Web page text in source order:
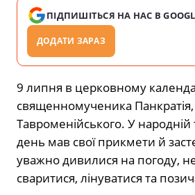
ПІДПИШІТЬСЯ НА НАС В
ДОДАТИ ЗАРАЗ
9 липня в церковному
священномученика
Тавроменійського. У народній
день мав свої прикмети й
уважно дивилися на погоду,
сваритися, лінуватися та